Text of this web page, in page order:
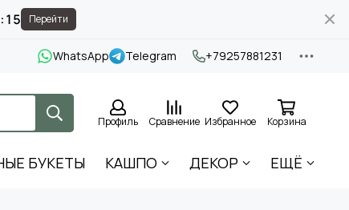
Перейти
WhatsApp Telegram +79257881231
Профиль Сравнение Избранное Корзина
БУКЕТЫ КАШПО ДЕКОР ЕЩЁ